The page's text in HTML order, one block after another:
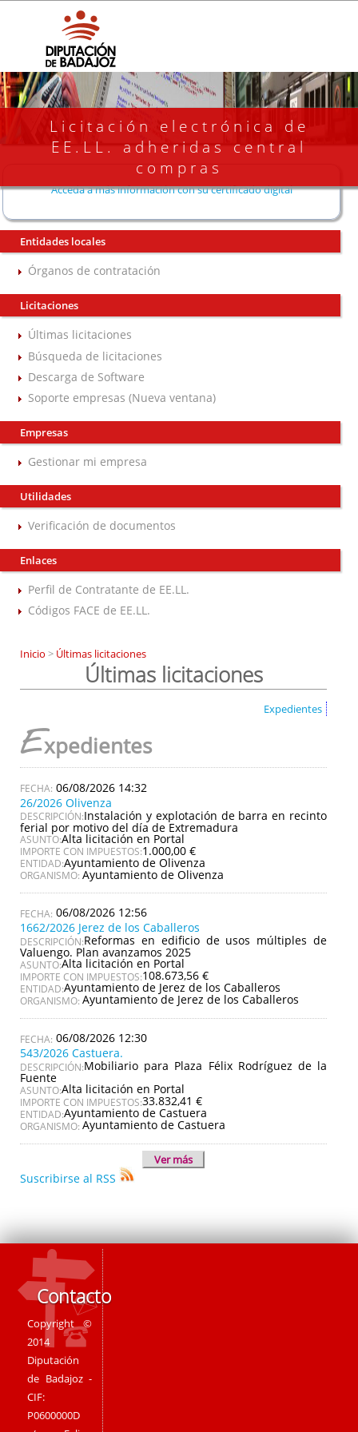
Licitación electrónica de
EE.LL. adheridas central
compras
Acceda a más información con su certificado digital
Entidades locales
Órganos de contratación
Licitaciones
Últimas licitaciones
Búsqueda de licitaciones
Descarga de Software
Soporte empresas (Nueva ventana)
Empresas
Gestionar mi empresa
Utilidades
Verificación de documentos
Enlaces
Perfil de Contratante de EE.LL.
Códigos FACE de EE.LL.
Inicio > Últimas licitaciones
Últimas licitaciones
Expedientes
Expedientes
06/08/2026 14:32
26/2026 Olivenza
DESCRIPCIÓN:Instalación y explotación de barra en recinto
ferial por motivo del día de Extremadura
ASUNTO:Alta licitación en Portal
IMPORTE CON IMPUESTOS:1.000,00 €
ENTIDAD:Ayuntamiento de Olivenza
ORGANISMO: Ayuntamiento de Olivenza
06/08/2026 12:56
1662/2026 Jerez de los Caballeros
DESCRIPCIÓN:Reformas en edificio de usos múltiples de
Valuengo. Plan avanzamos 2025
ASUNTO:Alta licitación en Portal
IMPORTE CON IMPUESTOS:108.673,56 €
ENTIDAD:Ayuntamiento de Jerez de los Caballeros
ORGANISMO: Ayuntamiento de Jerez de los Caballeros
06/08/2026 12:30
543/2026 Castuera.
DESCRIPCIÓN:Mobiliario para Plaza Félix Rodríguez de la
Fuente
ASUNTO:Alta licitación en Portal
IMPORTE CON IMPUESTOS:33.832,41 €
ENTIDAD:Ayuntamiento de Castuera
ORGANISMO: Ayuntamiento de Castuera
Ver más
Suscribirse al RSS
Contacto
Copyright ©
2014
Diputación
de Badajoz -
CIF:
P0600000D